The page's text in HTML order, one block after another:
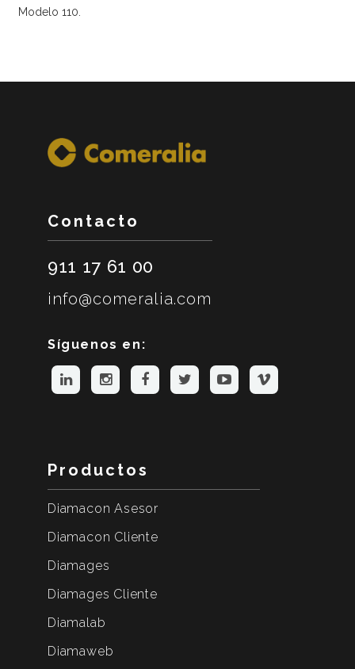
Modelo 110.
Contacto
911 17 61 00
info@comeralia.com
Síguenos en:
Productos
Diamacon Asesor
Diamacon Cliente
Diamages
Diamages Cliente
Diamalab
Diamaweb